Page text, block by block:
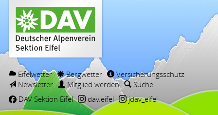
Eifelwetter Bergwetter
Versicherungsschutz
Newsletter
Mitglied werden
Suche
DAV Sektion Eifel
dav.eifel jdav_eifel